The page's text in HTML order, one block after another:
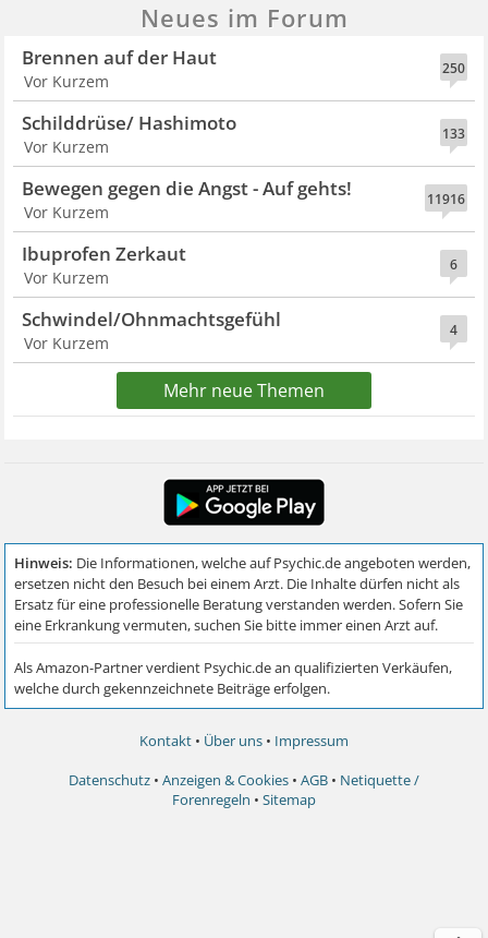
Neues im Forum
250
Brennen auf der Haut
Vor Kurzem
133
Schilddrüse/ Hashimoto
Vor Kurzem
11916
Bewegen gegen die Angst - Auf gehts!
Vor Kurzem
6
Ibuprofen Zerkaut
Vor Kurzem
4
Schwindel/Ohnmachtsgefühl
Vor Kurzem
Mehr neue Themen
Kontakt • Über uns • Impressum
Datenschutz • Anzeigen & Cookies • AGB • Netiquette /
Forenregeln • Sitemap